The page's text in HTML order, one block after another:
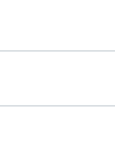
eine
mit den
und